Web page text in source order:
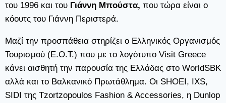
του 1996 και του Γιάννη Μπούστα, που τώρα είναι ο
κόουτς του Γιάννη Περιστερά.
Μαζί την προσπάθεια στηρίζει ο Ελληνικός Οργανισμός
Τουρισμού (Ε.Ο.Τ.) που με το λογότυπο Visit Greece
κάνει αισθητή την παρουσία της Ελλάδας στο WorldSBK
αλλά και το Βαλκανικό Πρωτάθλημα. Οι SHOEI, IXS,
SIDI της Tzortzopoulos Fashion & Accessories, η Dunlop